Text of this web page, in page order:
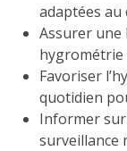
adaptées au
Assurer
hygrométrie
Favoriser
quotidien
Informer sur
surveillance